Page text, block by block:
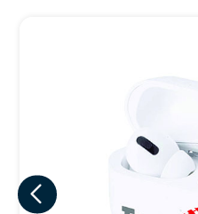
sua privacidade,
de marketing. Você pode
qualquer momento.